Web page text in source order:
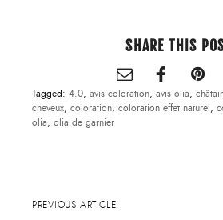
SHARE THIS
Tagged: 4.0, avis coloration, avis olia,
cheveux, coloration, coloration effet naturel,
olia, olia de garnier
PREVIOUS ARTICLE